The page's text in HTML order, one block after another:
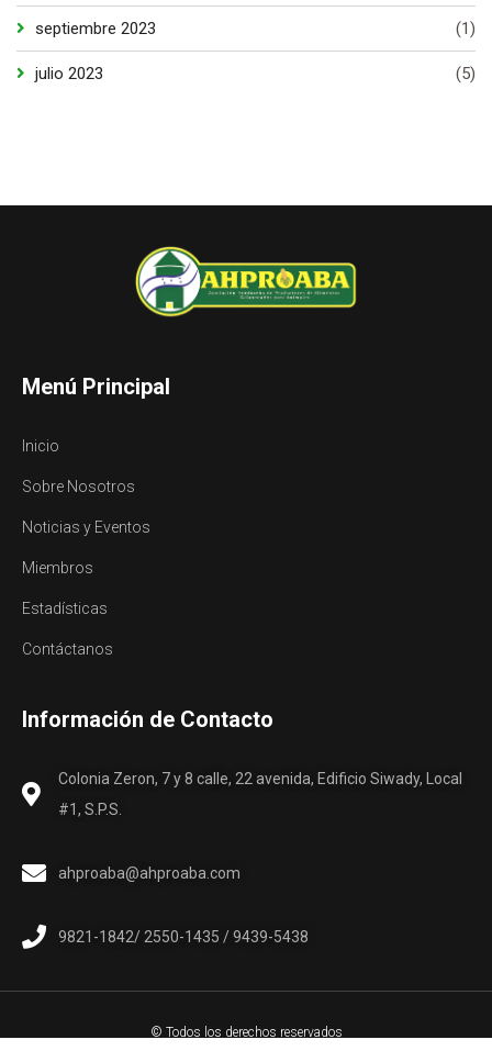
septiembre 2023 (1)
julio 2023 (5)
Menú Principal
Inicio
Sobre Nosotros
Noticias y Eventos
Miembros
Estadísticas
Contáctanos
Información de Contacto
Colonia Zeron, 7 y 8 calle, 22 avenida, Edificio Siwady, Local
#1, S.P.S.
ahproaba@ahproaba.com
9821-1842/ 2550-1435 / 9439-5438
© Todos los derechos reservados